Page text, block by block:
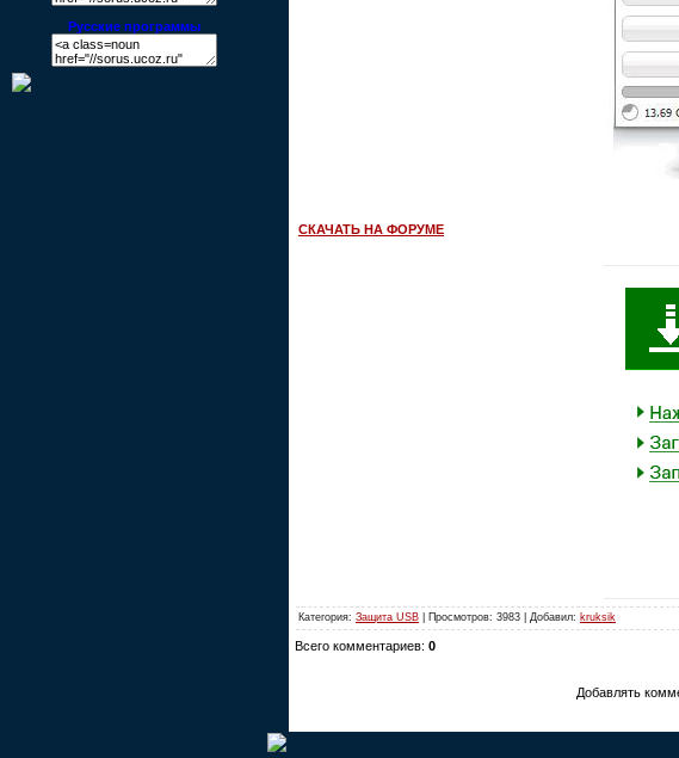
Русские программы
СКАЧАТЬ НА ФОРУМЕ
Категория: Защита USB | Просмотров: 3983 | Добавил: kruksik
Всего комментариев: 0
Добавлять